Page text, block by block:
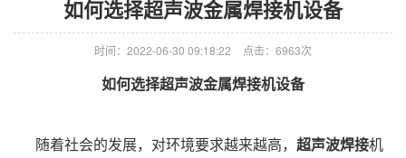
如何选择超声波金属焊接机设备
时间：2022-06-30 09:18:22 点击：6963次
如何选择超声波金属焊接机设备
随着社会的发展，对环境要求越来越高， 超声波焊接机